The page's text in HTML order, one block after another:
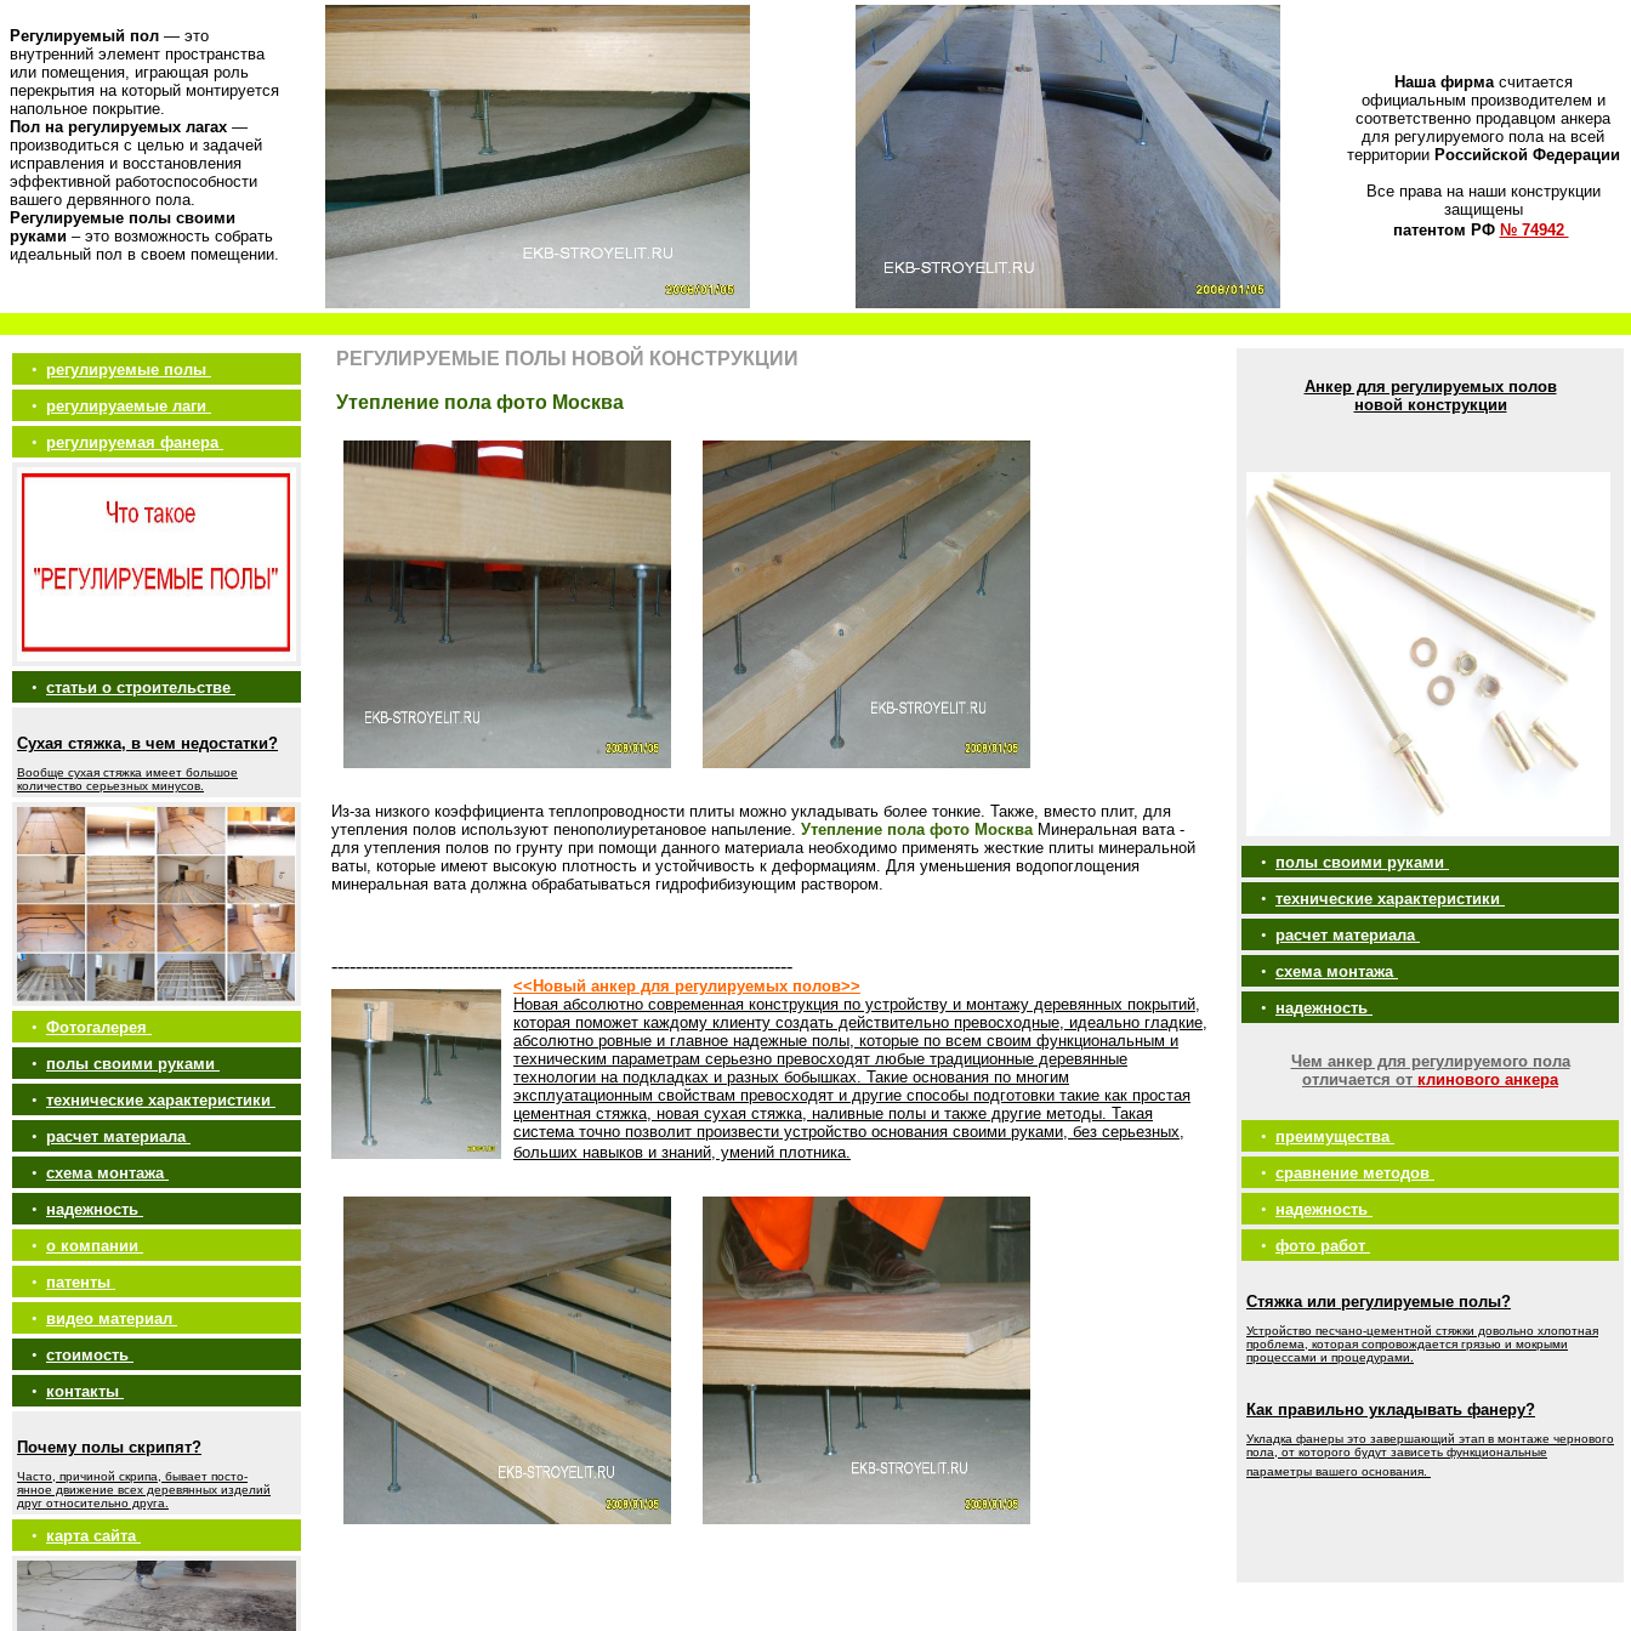
Регулируемый пол — это
внутренний элемент пространства
или помещения, играющая роль
перекрытия на который монтируется
напольное покрытие.
Пол на регулируемых лагах —
производиться с целью и задачей
исправления и восстановления
эффективной работоспособности
вашего дервянного пола.
Регулируемые полы своими
руками – это возможность собрать
идеальный пол в своем помещении.
Наша фирмасчитается
официальным производителем и
соответственно продавцом анкера
для регулируемого пола на всей
территории Российской Федерации
Все права на наши конструкции
защищены
патентом РФ № 74942
• регулируемые полы
• регулируаемые лаги
• регулируемая фанера
• статьи о строительстве
Сухая стяжка, в чем недостатки?
Вообще сухая стяжка имеет большое
количество серьезных минусов.
• Фотогалерея
• полы своими руками
• технические характеристики
• расчет материала
• схема монтажа
• надежность
• о компании
• патенты
• видео материал
• стоимость
• контакты
Почему полы скрипят?
Часто, причиной скрипа, бывает посто-
янное движение всех деревянных изделий
друг относительно друга.
• карта сайта
РЕГУЛИРУЕМЫЕ ПОЛЫ НОВОЙ КОНСТРУКЦИИ
Утепление пола фото Москва
Из-за низкого коэффициента теплопроводности плиты можно укладывать более тонкие. Также, вместо плит, для
утепления полов используют пенополиуретановое напыление. Утепление пола фото МоскваМинеральная вата -
для утепления полов по грунту при помощи данного материала необходимо применять жесткие плиты минеральной
ваты, которые имеют высокую плотность и устойчивость к деформациям. Для уменьшения водопоглощения
минеральная вата должна обрабатываться гидрофибизующим раствором.
----------------------------------------------------------------------------
<<Новый анкер для регулируемых полов>>
Новая абсолютно современная конструкция по устройству и монтажу деревянных покрытий,
которая поможет каждому клиенту создать действительно превосходные, идеально гладкие,
абсолютно ровные и главное надежные полы, которые по всем своим функциональным и
техническим параметрам серьезно превосходят любые традиционные деревянные
технологии на подкладках и разных бобышках. Такие основания по многим
эксплуатационным свойствам превосходят и другие способы подготовки такие как простая
цементная стяжка, новая сухая стяжка, наливные полы и также другие методы. Такая
система точно позволит произвести устройство основания своими руками, без серьезных,
больших навыков и знаний, умений плотника.
Анкер для регулируемых полов
новой конструкции
• полы своими руками
• технические характеристики
• расчет материала
• схема монтажа
• надежность
Чем анкер для регулируемого пола
отличается от клинового анкера
• преимущества
• сравнение методов
• надежность
• фото работ
Стяжка или регулируемые полы?
Устройство песчано-цементной стяжки довольно хлопотная
проблема, которая сопровождается грязью и мокрыми
процессами и процедурами.
Как правильно укладывать фанеру?
Укладка фанеры это завершающий этап в монтаже чернового
пола, от которого будут зависеть функциональные
параметры вашего основания.